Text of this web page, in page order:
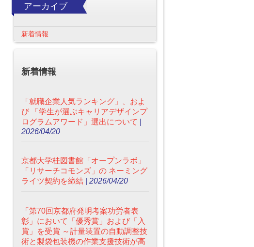
アーカイブ
新着情報
新着情報
「就職企業人気ランキング」、およ
び 「学生が選ぶキャリアデザインプ
ログラムアワード」選出について
2026/04/20
京都大学桂図書館「オープンラボ」
「リサーチコモンズ」の ネーミング
ライツ契約を締結| 2026/04/20
「第70回京都府発明考案功労者表
彰」において「優秀賞」および「入
賞」を受賞 ～計量装置の自動調整技
術と製袋包装機の作業支援技術が高